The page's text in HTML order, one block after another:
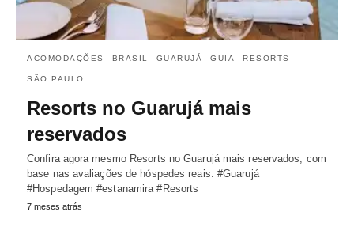
ACOMODAÇÕES BRASIL GUARUJÁ GUIA RESORTS
SÃO PAULO
Resorts no Guarujá mais
reservados
Confira agora mesmo Resorts no Guarujá mais reservados, com
base nas avaliações de hóspedes reais. #Guarujá
#Hospedagem #estanamira #Resorts
7 meses atrás